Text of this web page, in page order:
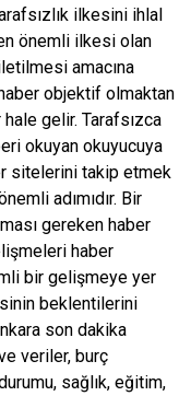
ilkesini ihlal
önemli ilkesi olan
amacına
objektif olmaktan
gelir. Tarafsızca
okuyan okuyucuya
sitelerini takip etmek
adımıdır. Bir
gereken haber
haber
bir gelişmeye yer
beklentilerini
son dakika
veriler, burç
sağlık, eğitim,